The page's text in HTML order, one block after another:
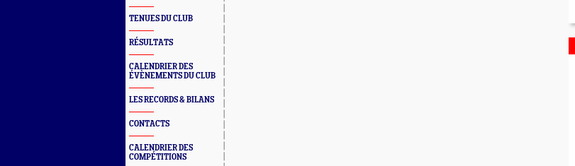
TENUES DU CLUB
RÉSULTATS
CALENDRIER DES
ÉVÈNEMENTS DU CLUB
LES RECORDS & BILANS
CONTACTS
CALENDRIER DES
COMPÉTITIONS